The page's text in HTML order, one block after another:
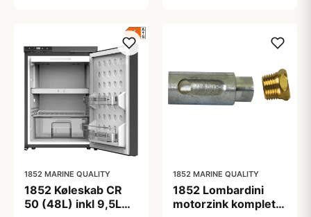
1852 MARINE QUALITY
1852 Køleskab CR
50 (48L) inkl 9,5L
1852 MARINE QUALITY
1852 Lombardini
motorzink komplet